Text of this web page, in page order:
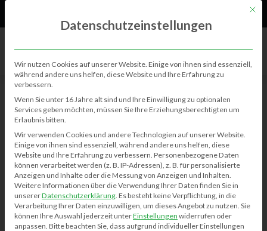
BERICHTE
Familiengottesdienst
Kim-Janina Meinecke 25.04.2022 0 702
Flohmarkt Klausheide – 22.9.2024
50 Jahre Eingemeindung
Osterfeuer – Ostereier suchen in Klausheide
Mit
Datenschutzeinstellungen
Wir nutzen Cookies auf unserer Website. Einige von ihnen sind essenziell,
während andere uns helfen, diese Website und Ihre Erfahrung zu
verbessern.
Wenn Sie unter 16 Jahre alt sind und Ihre Einwilligung zu optionalen
Services geben möchten, müssen Sie Ihre Erziehungsberechtigten um
Erlaubnis bitten.
Wir verwenden Cookies und andere Technologien auf unserer Website.
Einige von ihnen sind essenziell, während andere uns helfen, diese
Website und Ihre Erfahrung zu verbessern. Personenbezogene Daten
können verarbeitet werden (z. B. IP-Adressen), z. B. für personalisierte
Anzeigen und Inhalte oder die Messung von Anzeigen und Inhalten.
Weitere Informationen über die Verwendung Ihrer Daten finden Sie in
unsererDatenschutzerklärung. Es besteht keine Verpflichtung, in die
Verarbeitung Ihrer Daten einzuwilligen, um dieses Angebot zu nutzen. Sie
können Ihre Auswahl jederzeit unterEinstellungen widerrufen oder
anpassen. Bitte beachten Sie, dass aufgrund individueller Einstellungen